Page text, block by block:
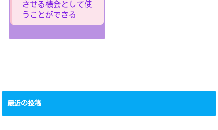
させる機会として使
うことができる
最近の投稿